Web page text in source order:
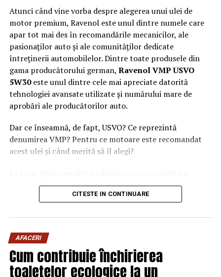
Atunci când vine vorba despre alegerea unui ulei de
motor premium, Ravenol este unul dintre numele care
apar tot mai des în recomandările mecanicilor, ale
pasionaților auto și ale comunităților dedicate
întreținerii automobilelor. Dintre toate produsele din
gama producătorului german, Ravenol VMP USVO
5W30este unul dintre cele mai apreciate datorită
tehnologiei avansate utilizate și numărului mare de
aprobări ale producătorilor auto.
Dar ce înseamnă, de fapt, USVO? Ce reprezintă
denumirea VMP? Pentru ce motoare este recomandat
acest ulei și când merită să îl alegi?
Ravenol VMP USVO 5W30 și explicăm de ce este
considerat unul dintre cele mai performante uleiuri de
Ravenol este un producător german de lubrifianți
fondat în anul 1946 și recunoscut la nivel internațional
pentru dezvoltarea deuleiuri de motor premium
CITESTE IN CONTINUARE
AFACERI
Cum contribuie închirierea
toaletelor ecologice la un